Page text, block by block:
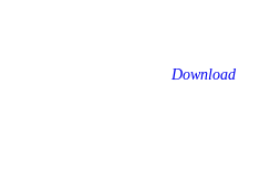
Download